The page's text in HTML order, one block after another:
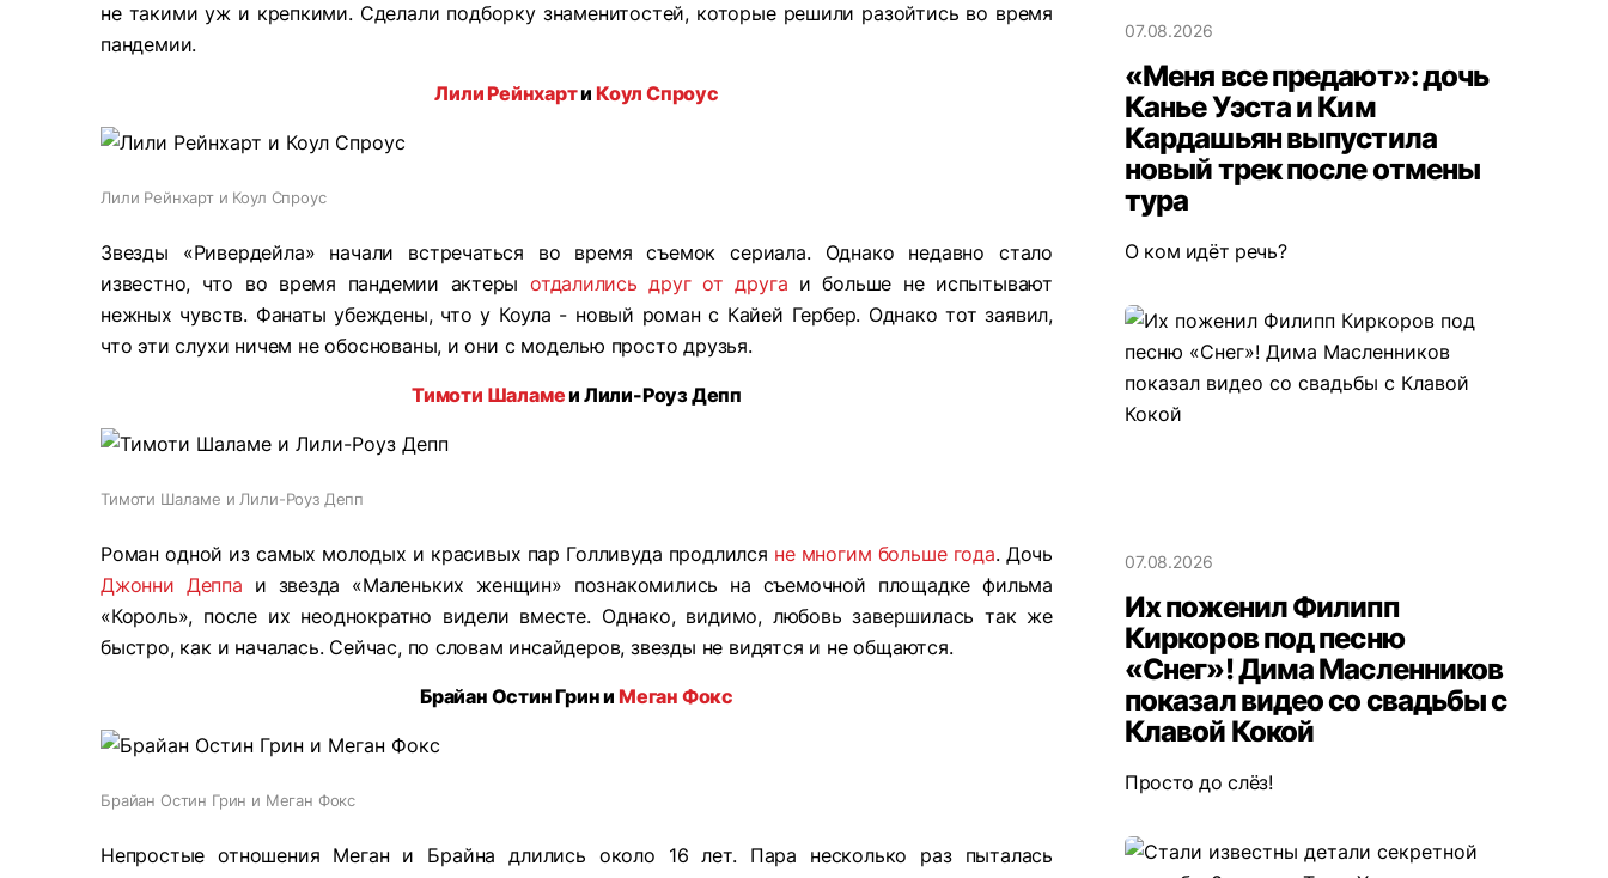
не такими уж и крепкими. Сделали подборку знаменитостей, которые решили разойтись во время
пандемии.
Лили Рейнхарти Коул Спроус
Лили Рейнхарт и Коул Спроус
Звезды «Ривердейла» начали встречаться во время съемок сериала. Однако недавно стало
известно, что во время пандемии актеры отдалились друг от друга и больше не испытывают
нежных чувств. Фанаты убеждены, что у Коула - новый роман с Кайей Гербер. Однако тот заявил,
что эти слухи ничем не обоснованы, и они с моделью просто друзья.
Тимоти Шаламеи Лили-Роуз Депп
Тимоти Шаламе и Лили-Роуз Депп
Роман одной из самых молодых и красивых пар Голливуда продлился не многим больше года. Дочь
Джонни Деппа и звезда «Маленьких женщин» познакомились на съемочной площадке фильма
«Король», после их неоднократно видели вместе. Однако, видимо, любовь завершилась так же
быстро, как и началась. Сейчас, по словам инсайдеров, звезды не видятся и не общаются.
Брайан Остин Грин и Меган Фокс
Брайан Остин Грин и Меган Фокс
Непростые отношения Меган и Брайна длились около 16 лет. Пара несколько раз пыталась
07.08.2026
«Меня все предают»: дочь
Канье Уэста и Ким
Кардашьян выпустила
новый трек после отмены
тура
О ком идёт речь?
07.08.2026
Их поженил Филипп
Киркоров под песню
«Снег»! Дима Масленников
показал видео со свадьбы с
Клавой Кокой
Просто до слёз!